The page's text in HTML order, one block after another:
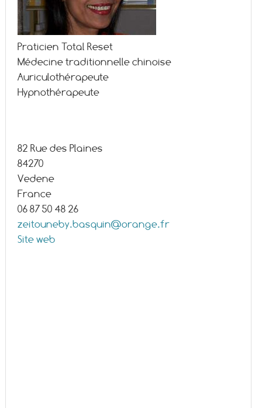
Praticien Total Reset
Médecine traditionnelle chinoise
Auriculothérapeute
Hypnothérapeute
82 Rue des Plaines
84270
Vedene
France
06 87 50 48 26
zeitouneby.basquin@orange.fr
Site web